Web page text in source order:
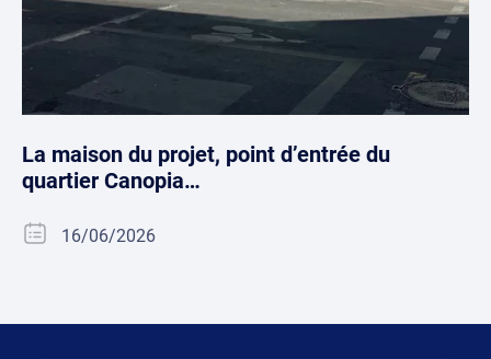
La maison du projet, point d’entrée du
quartier Canopia…
16/06/2026